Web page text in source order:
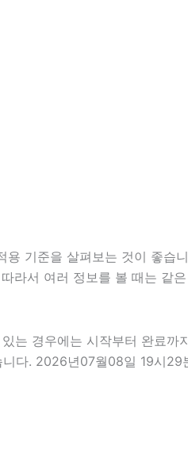
기준을 살펴보는 것이 좋
라서 여러 정보를 볼 때는 같
는 경우에는 시작부터 완료
다. 2026년07월08일 19시29